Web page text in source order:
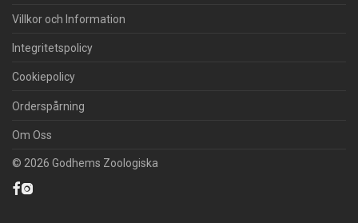
Villkor och Information
Integritetspolicy
Cookiepolicy
Orderspårning
Om Oss
© 2026 Godhems Zoologiska